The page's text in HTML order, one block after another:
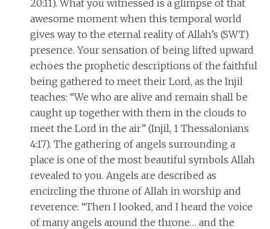
20:11). What you witnessed is a glimpse of that
awesome moment when this temporal world
gives way to the eternal reality of Allah’s (SWT)
presence. Your sensation of being lifted upward
echoes the prophetic descriptions of the faithful
being gathered to meet their Lord, as the Injil
teaches: “We who are alive and remain shall be
caught up together with them in the clouds to
meet the Lord in the air” (Injil, 1 Thessalonians
4:17). The gathering of angels surrounding a
place is one of the most beautiful symbols Allah
revealed to you. Angels are described as
encircling the throne of Allah in worship and
reverence: “Then I looked, and I heard the voice
of many angels around the throne… and the